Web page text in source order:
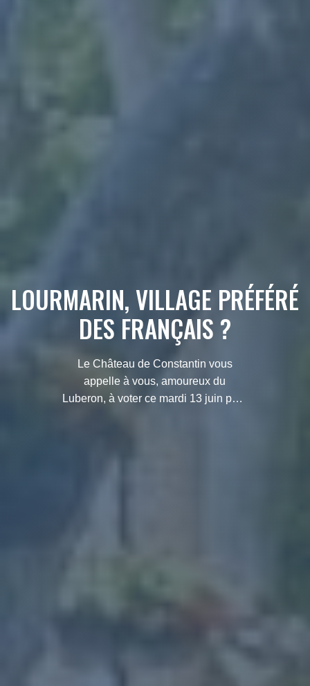
LOURMARIN, VILLAGE PRÉFÉRÉ
DES FRANÇAIS ?
Le Château de Constantin vous
appelle à vous, amoureux du
Luberon, à voter ce mardi 13 juin pour